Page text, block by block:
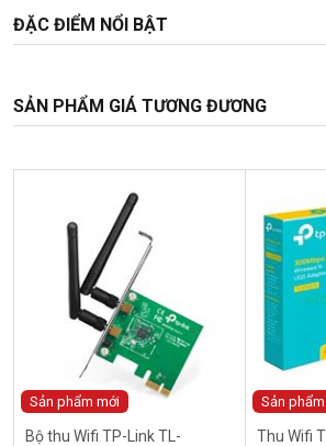
ĐẶC ĐIỂM NỔI BẬT
SẢN PHẨM GIÁ TƯƠNG ĐƯƠNG
Sản phẩm mới
Bộ thu Wifi TP-Link TL-
Sản
Thu Wifi